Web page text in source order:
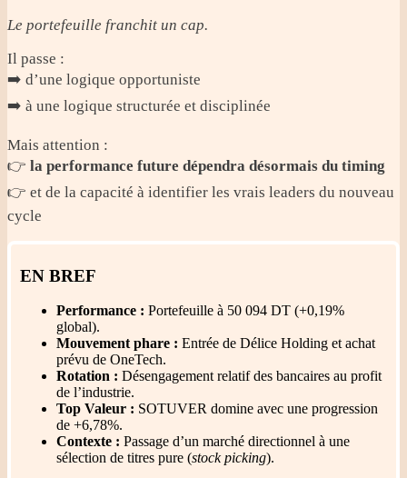
Le portefeuille franchit un cap.
Il passe :
➡️ d’une logique opportuniste
➡️ à une logique structurée et disciplinée
Mais attention :
👉 la performance future dépendra désormais du timing
👉 et de la capacité à identifier les vrais leaders du nouveau
cycle
EN BREF
Performance : Portefeuille à 50 094 DT (+0,19%
global).
Mouvement phare : Entrée de Délice Holding et achat
prévu de OneTech.
Rotation : Désengagement relatif des bancaires au profit
de l’industrie.
Top Valeur : SOTUVER domine avec une progression
de +6,78%.
Contexte : Passage d’un marché directionnel à une
sélection de titres pure (stock picking).